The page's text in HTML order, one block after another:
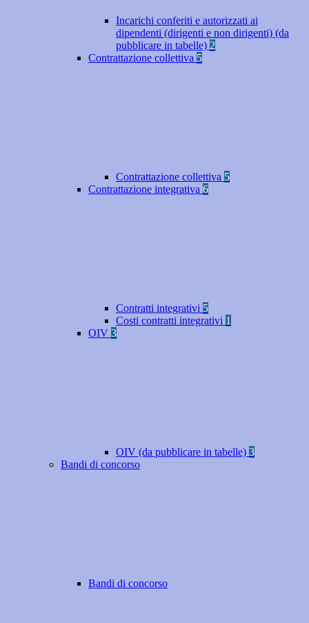
Incarichi conferiti e autorizzati ai
dipendenti (dirigenti e non dirigenti) (da
pubblicare in tabelle) 2
Contrattazione collettiva 5
Contrattazione collettiva 5
Contrattazione integrativa 6
Contratti integrativi 5
Costi contratti integrativi 1
OIV 3
OIV (da pubblicare in tabelle) 3
Bandi di concorso
Bandi di concorso